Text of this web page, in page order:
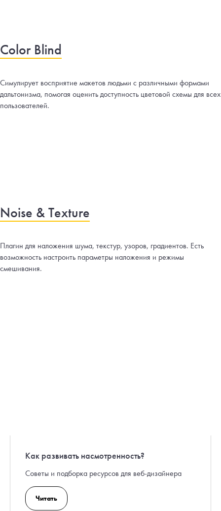
Color Blind
Симулирует восприятие макетов людьми с различными формами
дальтонизма, помогая оценить доступность цветовой схемы для всех
пользователей.
Noise & Texture
Плагин для наложения шума, текстур, узоров, градиентов. Есть
возможность настроить параметры наложения и режимы
смешивания.
Как развивать насмотренность?
Советы и подборка ресурсов для веб-дизайнера
Читать